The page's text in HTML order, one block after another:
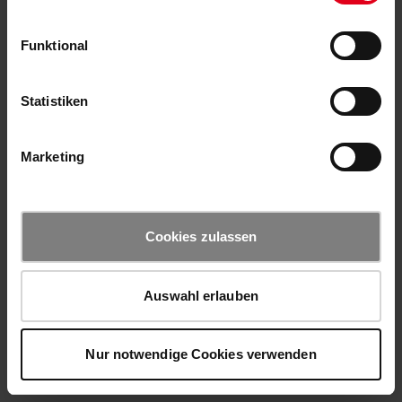
Funktional
Statistiken
Marketing
Cookies zulassen
Auswahl erlauben
Nur notwendige Cookies verwenden